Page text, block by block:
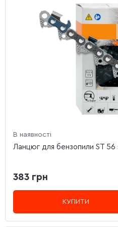
В наявності
Ланцюг для бензопили ST
383 грн
КУПИТИ